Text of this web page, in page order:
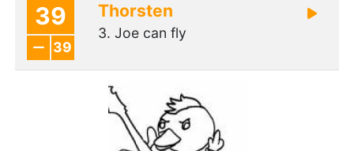
39
39
Thorsten
3. Joe can fly